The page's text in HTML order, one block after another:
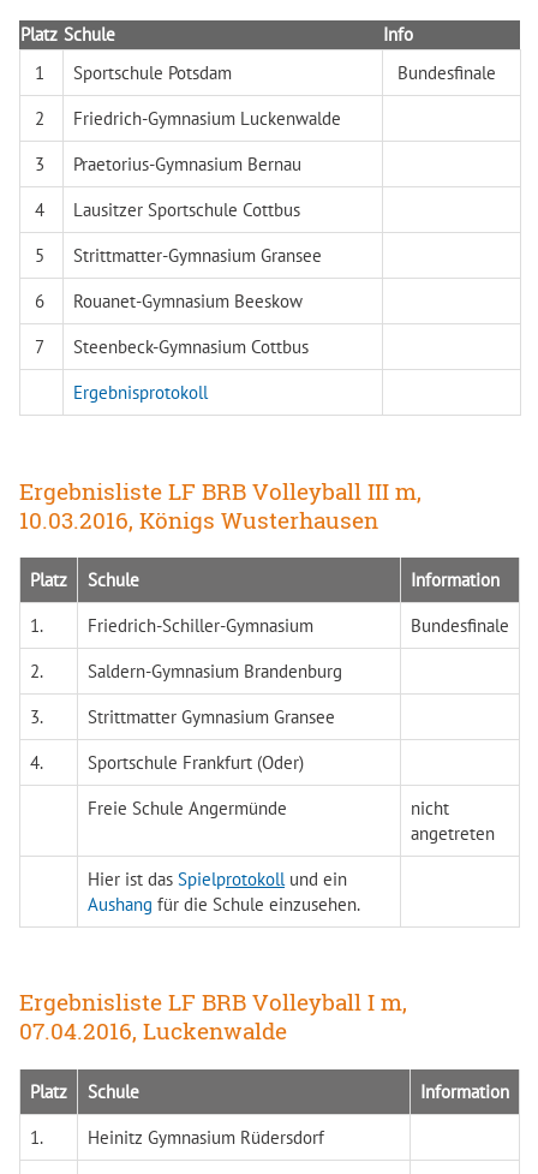
Platz Schule
Info
1
Sportschule Potsdam
Bundesfinale
2
Friedrich-Gymnasium Luckenwalde
3
Praetorius-Gymnasium Bernau
4
Lausitzer Sportschule Cottbus
5
Strittmatter-Gymnasium Gransee
6
Rouanet-Gymnasium Beeskow
7
Steenbeck-Gymnasium Cottbus
Ergebnisprotokoll
Ergebnisliste LF BRB Volleyball III m,
10.03.2016, Königs Wusterhausen
Platz Schule
Information
1.
Friedrich-Schiller-Gymnasium
Bundesfinale
2.
Saldern-Gymnasium Brandenburg
3.
Strittmatter Gymnasium Gransee
4.
Sportschule Frankfurt (Oder)
Freie Schule Angermünde
nicht
angetreten
Hier ist das Spielprotokollund ein
Aushang für die Schule einzusehen.
Ergebnisliste LF BRB Volleyball I m,
07.04.2016, Luckenwalde
Platz Schule
Information
1.
Heinitz Gymnasium Rüdersdorf